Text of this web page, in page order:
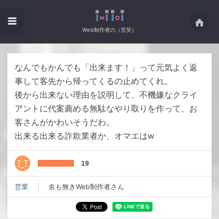
Web制作者の（苦笑）
なんでもかんでも「出来ます！」って元気よく返
事して客先から帰ってくるの止めてくれ。
後から出来ない理由を説明して、不機嫌なクライ
アントに代案薦める無駄なやり取りを作って、お
客さんがかわいそうだわ。
出来る出来る詐欺業者か、オマエはw
19
営業 名も無きWeb制作者さん